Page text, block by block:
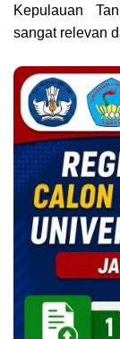
Kepulauan
sangat relevan